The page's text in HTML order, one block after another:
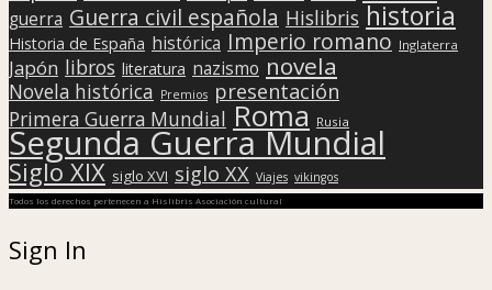
guerra Guerra civil española Hislibris historia
Historia de España histórica Imperio romano Inglaterra
Japón libros literatura nazismo novela
Novela histórica Premios presentación
Primera Guerra Mundial Roma Rusia
Segunda Guerra Mundial
Siglo XIX siglo XVI siglo XX Viajes vikingos
Todos los derechos pertenecen a Hislibris Asociación cultural
Sign In